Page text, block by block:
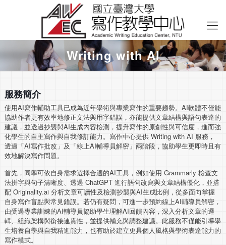
Writing with AI
服務簡介
使用AI寫作輔助工具已成為近年學術與專業寫作的重要趨勢。AI軟體不僅能
協助作者更有效率地修正文法與用字錯誤，亦能提供文章結構與語句表達的
建議，並透過抄襲與AI生成內容檢測，提升寫作的原創性與可信度，進而強
化學生的自主寫作與自我修訂能力。寫作中心提供 Writing with AI 服務，
透過「AI寫作批改」及「線上AI輔導員解密」兩階段，協助學生更即時且有
效地解決寫作問題。
首先，同學可依自身需求選擇合適的AI工具，例如使用 Grammarly 檢查文
法拼字與句子清晰度、透過 ChatGPT 進行語句改寫與文章結構優化，並搭
配 Originality.ai 分析文章可讀性及檢測抄襲與AI生成比例，從多面向掌握
自身寫作盲點與常見錯誤。若仍有疑問，可進一步預約線上AI輔導員解密，
由受過專業訓練的AI輔導員協助學生理解AI回饋內容，深入分析文章的邏
輯、組織架構與銜接連貫性，並提供補充與調整建議。此服務不僅能引導學
生培養自學與自我精進能力，也有助於建立更具個人風格與學術表達能力的
寫作模式。